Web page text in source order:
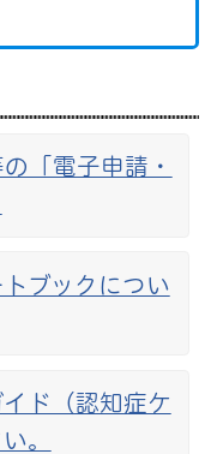
「電子申請・
ブックについ
ド（認知症ケ
。